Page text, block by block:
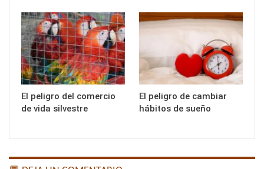
El peligro del comercio
de vida silvestre
El peligro de cambiar
hábitos de sueño